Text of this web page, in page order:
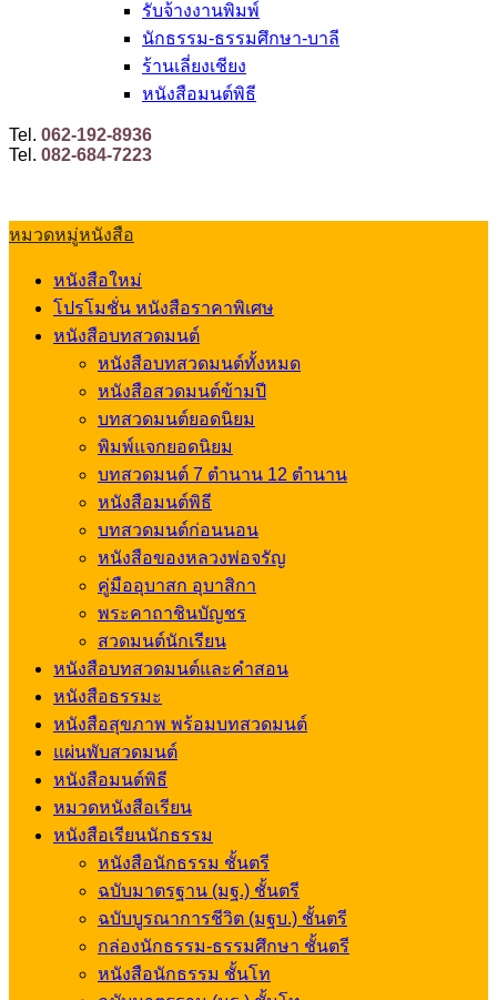
รับจ้างงานพิมพ์
นักธรรม-ธรรมศึกษา-บาลี
ร้านเลี่ยงเชียง
หนังสือมนต์พิธี
Tel. 062-192-8936
Tel. 082-684-7223
หมวดหมู่หนังสือ
หนังสือใหม่
โปรโมชั่น หนังสือราคาพิเศษ
หนังสือบทสวดมนต์
หนังสือบทสวดมนต์ทั้งหมด
หนังสือสวดมนต์ข้ามปี
บทสวดมนต์ยอดนิยม
พิมพ์แจกยอดนิยม
บทสวดมนต์ 7 ตำนาน 12 ตำนาน
หนังสือมนต์พิธี
บทสวดมนต์ก่อนนอน
หนังสือของหลวงพ่อจรัญ
คู่มืออุบาสก อุบาสิกา
พระคาถาชินบัญชร
สวดมนต์นักเรียน
หนังสือบทสวดมนต์และคำสอน
หนังสือธรรมะ
หนังสือสุขภาพ พร้อมบทสวดมนต์
แผ่นพับสวดมนต์
หนังสือมนต์พิธี
หมวดหนังสือเรียน
หนังสือเรียนนักธรรม
หนังสือนักธรรม ชั้นตรี
ฉบับมาตรฐาน (มฐ.) ชั้นตรี
ฉบับบูรณาการชีวิต (มฐบ.) ชั้นตรี
กล่องนักธรรม-ธรรมศึกษา ชั้นตรี
หนังสือนักธรรม ชั้นโท